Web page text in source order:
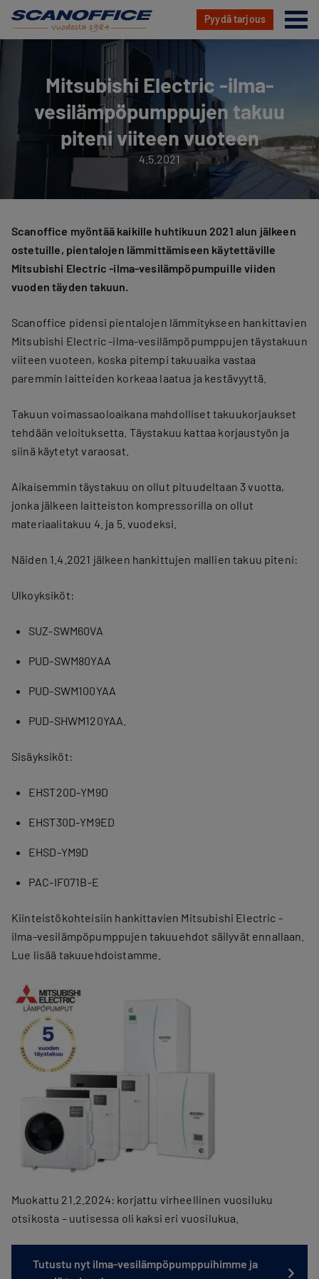
Hyppää
Pyydä tarjous
Mitsubishi Electric -ilma-
vesilämpöpumppujen takuu
piteni viiteen vuoteen
4.5.2021
Scanoffice myöntää kaikille huhtikuun 2021 alun jälkeen
ostetuille, pientalojen lämmittämiseen käytettäville
Mitsubishi Electric -ilma-vesilämpöpumpuille viiden
vuoden täyden takuun.
Scanoffice pidensi pientalojen lämmitykseen hankittavien
Mitsubishi Electric -ilma-vesilämpöpumppujen täystakuun
viiteen vuoteen, koska pitempi takuuaika vastaa
paremmin laitteiden korkeaa laatua ja kestävyyttä.
Takuun voimassaoloaikana mahdolliset takuukorjaukset
tehdään veloituksetta. Täystakuu kattaa korjaustyön ja
siinä käytetyt varaosat.
Aikaisemmin täystakuu on ollut pituudeltaan 3 vuotta,
jonka jälkeen laitteiston kompressorilla on ollut
materiaalitakuu 4. ja 5. vuodeksi.
Näiden 1.4.2021 jälkeen hankittujen mallien takuu piteni:
Ulkoyksiköt:
SUZ-SWM60VA
PUD-SWM80YAA
PUD-SWM100YAA
PUD-SHWM120YAA.
Sisäyksiköt:
EHST20D-YM9D
EHST30D-YM9ED
EHSD-YM9D
PAC-IF071B-E
Kiinteistökohteisiin hankittavien Mitsubishi Electric -
ilma-vesilämpöpumppujen takuuehdot säilyvät ennallaan.
Lue lisää takuuehdoistamme.
Muokattu 21.2.2024: korjattu virheellinen vuosiluku
otsikosta – uutisessa oli kaksi eri vuosilukua.
Tutustu nyt ilma-vesilämpöpumppuihimme ja